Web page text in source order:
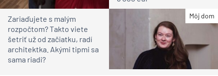
Môj dom
Zariaďujete s malým
rozpočtom? Takto viete
šetriť už od začiatku, radí
architektka. Akými tipmi sa
sama riadi?